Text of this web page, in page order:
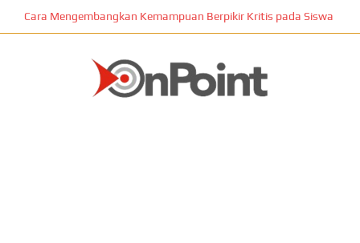
Cara Mengembangkan Kemampuan Berpikir Kritis pada Siswa